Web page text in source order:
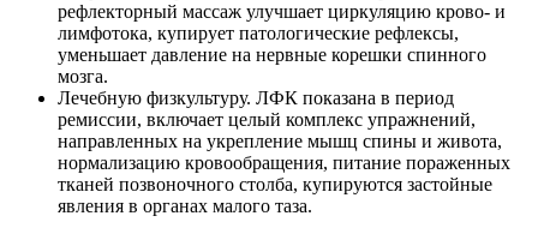
рефлекторный массаж улучшает циркуляцию крово- и
лимфотока, купирует патологические рефлексы,
уменьшает давление на нервные корешки спинного
мозга.
Лечебную физкультуру. ЛФК показана в период
ремиссии, включает целый комплекс упражнений,
направленных на укрепление мышц спины и живота,
нормализацию кровообращения, питание пораженных
тканей позвоночного столба, купируются застойные
явления в органах малого таза.